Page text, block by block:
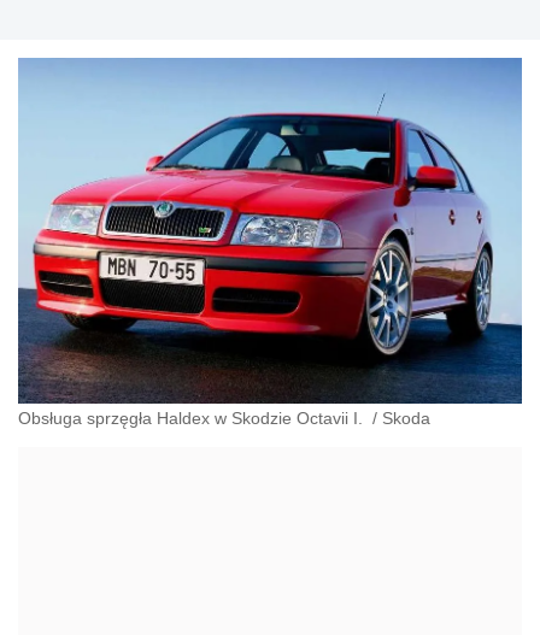
Obsługa sprzęgła Haldex w Skodzie Octavii I. / Skoda